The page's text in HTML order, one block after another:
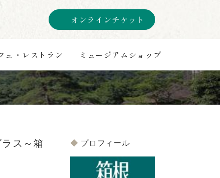
オンラインチケット
ェ・レストラン ミュージアムショップ
ス～箱 プロフィール